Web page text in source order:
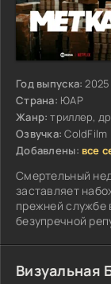
Год выпуска: 2025
Страна: ЮАР
Жанр: триллер,
Озвучка: ColdFilm
Добавлены: все
Смертельный
заставляет
прежней службе
безупречной
медицинскую
Визуальная